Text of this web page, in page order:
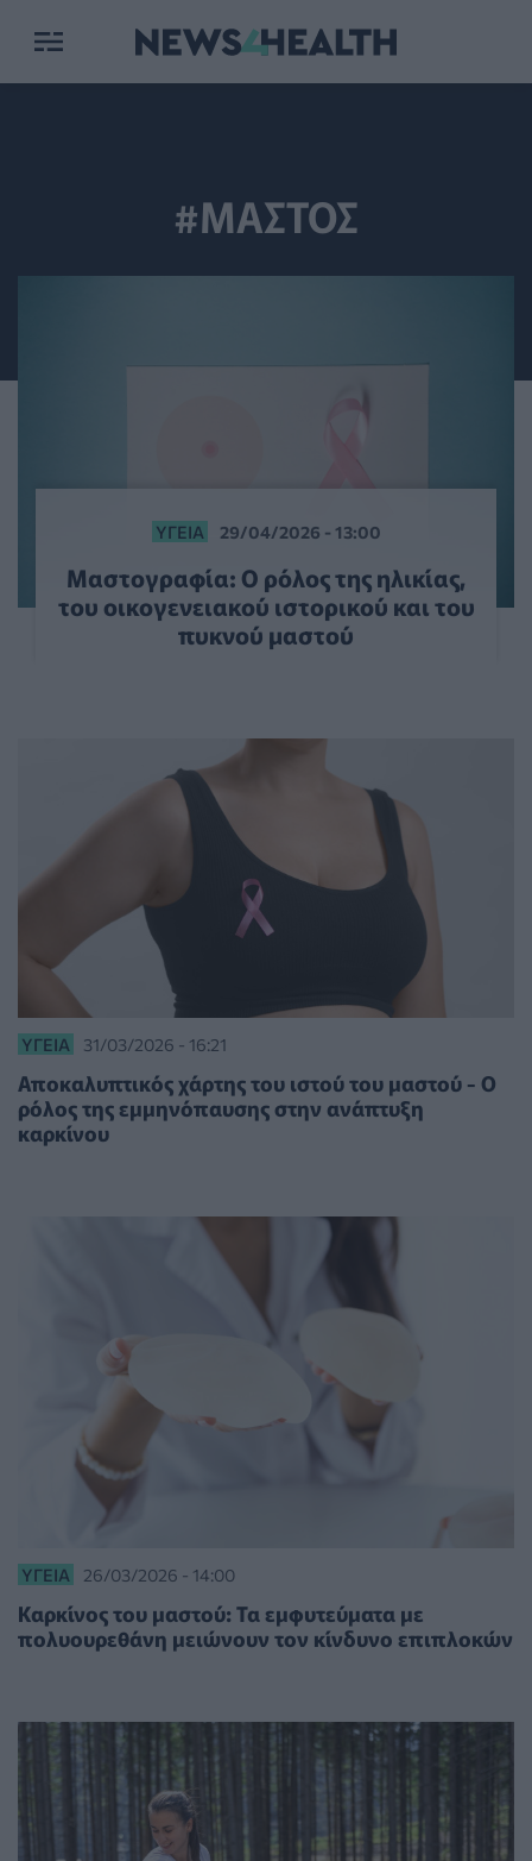
#ΜΑΣΤΟΣ
ΥΓΕΊΑ 29/04/2026 - 13:00
Μαστογραφία: Ο ρόλος της ηλικίας,
του οικογενειακού ιστορικού και του
πυκνού μαστού
ΥΓΕΊΑ 31/03/2026 - 16:21
Αποκαλυπτικός χάρτης του ιστού του μαστού - Ο
ρόλος της εμμηνόπαυσης στην ανάπτυξη
καρκίνου
ΥΓΕΊΑ 26/03/2026 - 14:00
Καρκίνος του μαστού: Τα εμφυτεύματα με
πολυουρεθάνη μειώνουν τον κίνδυνο επιπλοκών